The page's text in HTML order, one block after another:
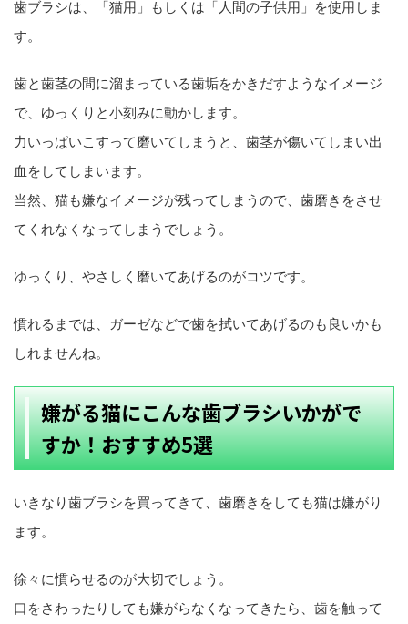
歯ブラシは、「猫用」もしくは「人間の子供用」を使用しま
す。
歯と歯茎の間に溜まっている歯垢をかきだすようなイメージ
で、ゆっくりと小刻みに動かします。
力いっぱいこすって磨いてしまうと、歯茎が傷いてしまい出
血をしてしまいます。
当然、猫も嫌なイメージが残ってしまうので、歯磨きをさせ
てくれなくなってしまうでしょう。
ゆっくり、やさしく磨いてあげるのがコツです。
慣れるまでは、ガーゼなどで歯を拭いてあげるのも良いかも
しれませんね。
嫌がる猫にこんな歯ブラシいかがで
すか！おすすめ5選
いきなり歯ブラシを買ってきて、歯磨きをしても猫は嫌がり
ます。
徐々に慣らせるのが大切でしょう。
口をさわったりしても嫌がらなくなってきたら、歯を触って